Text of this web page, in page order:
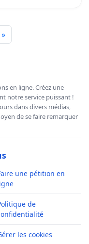
»
en ligne. Créez une
notre service puissant !
dans divers médias,
de se faire remarquer
une pétition en
de
les cookies